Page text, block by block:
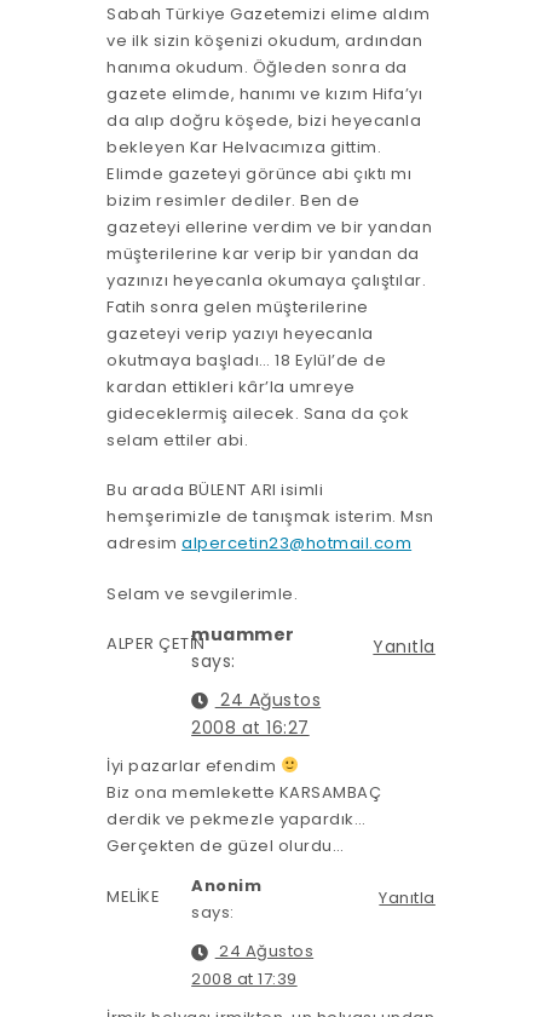
Sabah Türkiye Gazetemizi elime aldım
ve ilk sizin köşenizi okudum, ardından
hanıma okudum. Öğleden sonra da
gazete elimde, hanımı ve kızım Hifa’yı
da alıp doğru köşede, bizi heyecanla
bekleyen Kar Helvacımıza gittim.
Elimde gazeteyi görünce abi çıktı mı
bizim resimler dediler. Ben de
gazeteyi ellerine verdim ve bir yandan
müşterilerine kar verip bir yandan da
yazınızı heyecanla okumaya çalıştılar.
Fatih sonra gelen müşterilerine
gazeteyi verip yazıyı heyecanla
okutmaya başladı… 18 Eylül’de de
kardan ettikleri kâr’la umreye
gideceklermiş ailecek. Sana da çok
selam ettiler abi.
Bu arada BÜLENT ARI isimli
hemşerimizle de tanışmak isterim. Msn
adresimalpercetin23@hotmail.com
Selam ve sevgilerimle.
ALPER ÇETİN Yanıtla
muammer
says:
24 Ağustos
2008 at 16:27
İyi pazarlar efendim
Biz ona memlekette KARSAMBAÇ
derdik ve pekmezle yapardık…
Gerçekten de güzel olurdu…
MELİKE Yanıtla
Anonim
says:
24 Ağustos
2008 at 17:39